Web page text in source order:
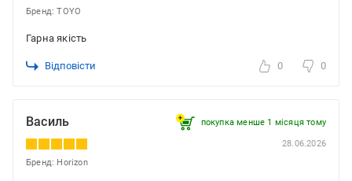
Бренд: TOYO
Гарна якість
Відповісти 0 0
Василь покупка менше 1 місяця томy
28.06.2026
Бренд: Horizon